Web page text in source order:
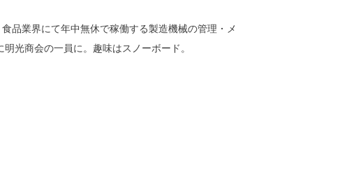
品業界にて年中無休で稼働する製造機械の管理・メ
光商会の一員に。趣味はスノーボード。